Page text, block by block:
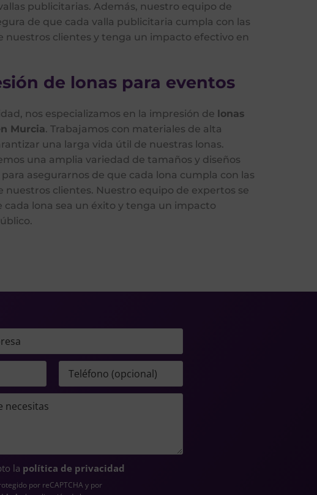
publicitarias. Además, nuestro equipo de
de que cada valla publicitaria cumpla con las
nuestros clientes y tenga un impacto efectivo en
de lonas para eventos
nos especializamos en la impresión de lonas
Murcia. Trabajamos con materiales de alta
una larga vida útil de nuestras lonas.
una amplia variedad de tamaños y diseños
asegurarnos de que cada lona cumpla con las
nuestros clientes. Nuestro equipo de expertos se
cada lona sea un éxito y tenga un impacto
la política de privacidad
por reCAPTCHA y por